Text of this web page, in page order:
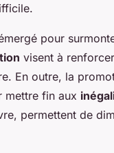
pour
visent à
En outre, la
mettre fin aux
permettent de